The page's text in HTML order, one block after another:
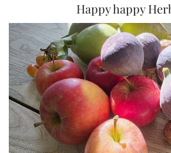
Happy happy